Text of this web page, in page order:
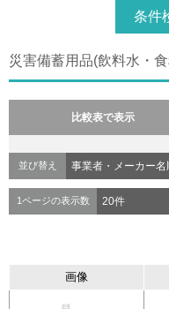
条件
災害備蓄用品(飲料水・
比較表で表示
並び替え
1ページの表示数
画像